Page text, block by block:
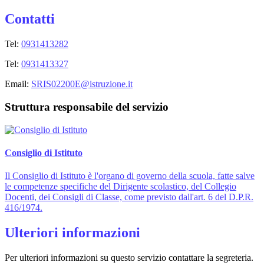
Contatti
Tel: 0931413282
Tel: 0931413327
Email: SRIS02200E@istruzione.it
Struttura responsabile del servizio
Consiglio di Istituto
Il Consiglio di Istituto è l'organo di governo della scuola, fatte salve
le competenze specifiche del Dirigente scolastico, del Collegio
Docenti, dei Consigli di Classe, come previsto dall'art. 6 del D.P.R.
416/1974.
Ulteriori informazioni
Per ulteriori informazioni su questo servizio contattare la segreteria.